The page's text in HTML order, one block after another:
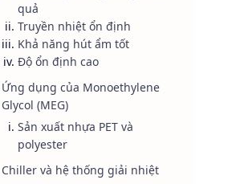
quả
Truyền nhiệt ổn định
Khả năng hút ẩm tốt
Độ ổn định cao
Ứng dụng của Monoethylene
Glycol (MEG)
Sản xuất nhựa PET và
polyester
Chiller và hệ thống giải nhiệt